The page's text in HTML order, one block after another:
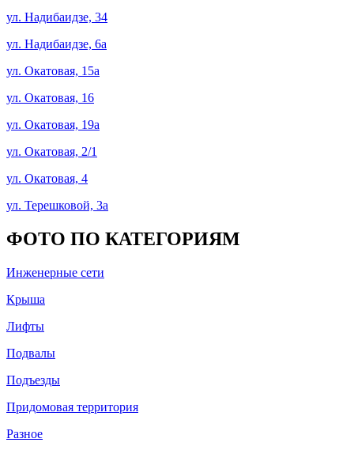
ул. Надибаидзе, 34
ул. Надибаидзе, 6а
ул. Окатовая, 15а
ул. Окатовая, 16
ул. Окатовая, 19а
ул. Окатовая, 2/1
ул. Окатовая, 4
ул. Терешковой, 3а
ФОТО ПО КАТЕГОРИЯМ
Инженерные сети
Крыша
Лифты
Подвалы
Подъезды
Придомовая территория
Разное